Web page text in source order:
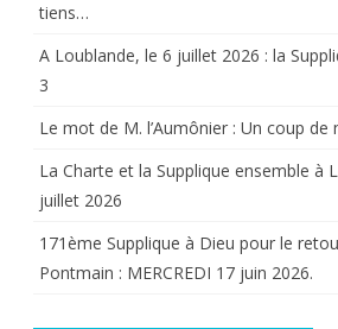
2017.
tiens…
A Loublande, le 6 juillet 2026 : la
3
Le mot de M. l’Aumônier : Un coup
La Charte et la Supplique ensemble à
juillet 2026
171ème Supplique à Dieu pour le
Pontmain : MERCREDI 17 juin 2026.